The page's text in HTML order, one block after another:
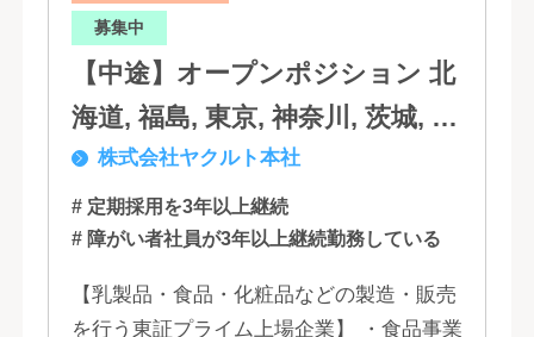
募集中
【中途】オープンポジション 北
海道, 福島, 東京, 神奈川, 茨城, 静
岡, 大阪, 兵庫, 福岡, 佐賀
株式会社ヤクルト本社
# 定期採用を3年以上継続
# 障がい者社員が3年以上継続勤務している
【乳製品・食品・化粧品などの製造・販売
を行う東証プライム上場企業】 ・食品事業